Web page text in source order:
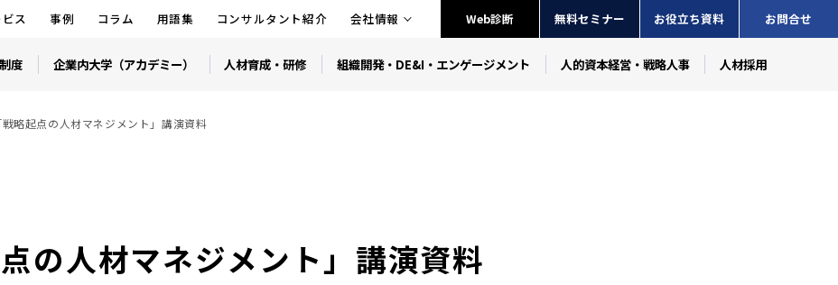
ス 事例 コラム 用語集 コンサルタント紹介 会社情報 Web診断 無料セミナー お役立ち資料 お問合せ
度 企業内大学（アカデミー） 人材育成・研修 組織開発・DE&I・エンゲージメント 人的資本経営・戦略人事 人材採用
略起点の人材マネジメント」講演資料
の人材マネジメント」講演資料